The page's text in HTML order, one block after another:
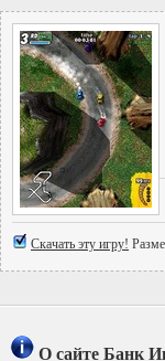
Скачать эту игру!
О сайте Банк